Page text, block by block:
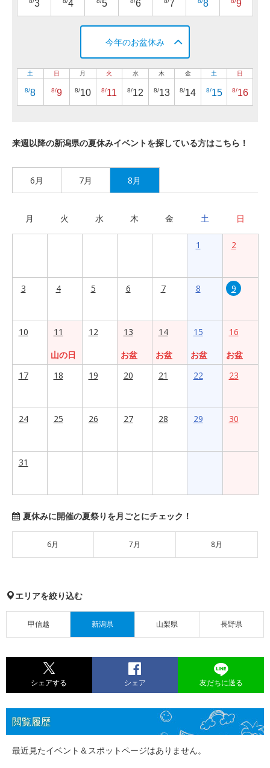
3 4 5 6 7 8 9
今年のお盆休み
土
8/8
日
8/9
月
8/10
火
8/11
水
8/12
木
8/13
金
8/14
土
8/15
日
8/16
来週以降の新潟県の夏休みイベントを探している方はこちら！
6月 7月 8月
月 火 水 木 金 土 日
1 2
3 4 5 6 7 8 9
10
11
山の日
12
13
お盆
14
お盆
15
お盆
16
お盆
17
18 19 20 21 22 23
24 25 26 27 28 29 30
31
夏休みに開催の夏祭りを月ごとにチェック！
6月 7月 8月
エリアを絞り込む
甲信越 新潟県 山梨県 長野県
シェアする シェア 友だちに送る
閲覧履歴
最近見たイベント＆スポットページはありません。